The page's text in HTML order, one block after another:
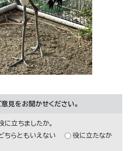
見をお聞かせください。
立ちましたか。
ちらともいえない
役に立たなか